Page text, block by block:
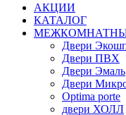
АКЦИИ
КАТАЛОГ
Двери
Двери ПВХ
Двери Эмаль
Двери
Optima porte
двери ХОЛЛ